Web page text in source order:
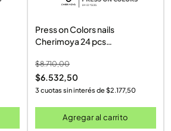
Press on Colors nails
Cherimoya 24 pcs
$8.710,00
$6.532,50
3 cuotas sin interés de$2.177,50
Agregar al carrito